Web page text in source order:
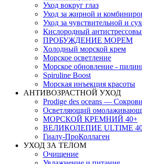
Уход вокруг глаз
Уход за жирной и
Уход за чувствительной и
Кислородный
ПРОБУЖДЕНИЕ МОРЕМ
Холодный морской крем
Морское осветление
Морское обновление -
Spiruline Boost
Морская инъекция красоты
АНТИВОЗРАСТНОЙ УХОД
Prodige des oceans —
Осветляющий
МОРСКОЙ КРЕМНИЙ 40+
ВЕЛИКОЛЕПИЕ ULTIME
Гиалу-ПроКоллаген
УХОД ЗА ТЕЛОМ
Очищение